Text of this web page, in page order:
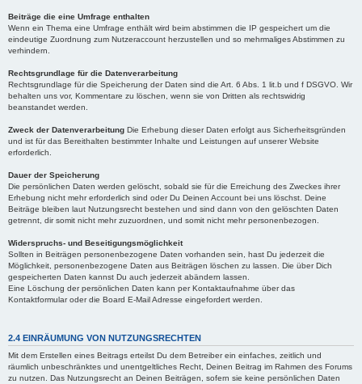
Beiträge die eine Umfrage enthalten
Wenn ein Thema eine Umfrage enthält wird beim abstimmen die IP gespeichert um die
eindeutige Zuordnung zum Nutzeraccount herzustellen und so mehrmaliges Abstimmen zu
verhindern.
Rechtsgrundlage für die Datenverarbeitung
Rechtsgrundlage für die Speicherung der Daten sind die Art. 6 Abs. 1 lit.b und f DSGVO. Wir
behalten uns vor, Kommentare zu löschen, wenn sie von Dritten als rechtswidrig
beanstandet werden.
Zweck der Datenverarbeitung Die Erhebung dieser Daten erfolgt aus Sicherheitsgründen
und ist für das Bereithalten bestimmter Inhalte und Leistungen auf unserer Website
erforderlich.
Dauer der Speicherung
Die persönlichen Daten werden gelöscht, sobald sie für die Erreichung des Zweckes ihrer
Erhebung nicht mehr erforderlich sind oder Du Deinen Account bei uns löschst. Deine
Beiträge bleiben laut Nutzungsrecht bestehen und sind dann von den gelöschten Daten
getrennt, dir somit nicht mehr zuzuordnen, und somit nicht mehr personenbezogen.
Widerspruchs- und Beseitigungsmöglichkeit
Sollten in Beiträgen personenbezogene Daten vorhanden sein, hast Du jederzeit die
Möglichkeit, personenbezogene Daten aus Beiträgen löschen zu lassen. Die über Dich
gespeicherten Daten kannst Du auch jederzeit abändern lassen.
Eine Löschung der persönlichen Daten kann per Kontaktaufnahme über das
Kontaktformular oder die Board E-Mail Adresse eingefordert werden.
2.4 EINRÄUMUNG VON NUTZUNGSRECHTEN
Mit dem Erstellen eines Beitrags erteilst Du dem Betreiber ein einfaches, zeitlich und
räumlich unbeschränktes und unentgeltliches Recht, Deinen Beitrag im Rahmen des Forums
zu nutzen. Das Nutzungsrecht an Deinen Beiträgen, sofern sie keine persönlichen Daten